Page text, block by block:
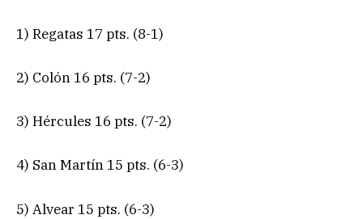
1) Regatas 17 pts. (8-1)
2) Colón 16 pts. (7-2)
3) Hércules 16 pts. (7-2)
4) San Martín 15 pts. (6-3)
5) Alvear 15 pts. (6-3)